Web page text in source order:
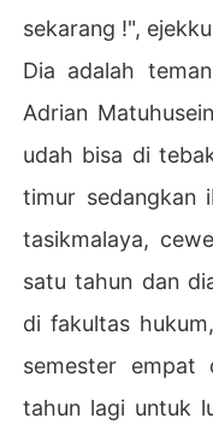
sekarang !",
Dia adalah
Adrian
udah bisa di
timur sedangkan
tasikmalaya,
satu tahun dan
di fakultas
semester
tahun lagi untuk